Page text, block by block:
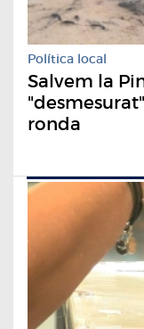
Política local
Salvem la
ronda